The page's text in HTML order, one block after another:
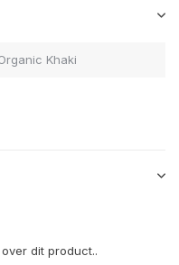
Khaki
dit product..